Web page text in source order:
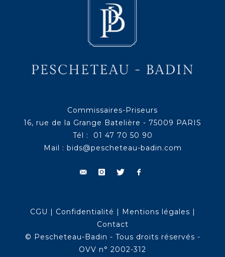
Commissaires-Priseurs
16, rue de la Grange Batelière - 75009 PARIS
Tél : 01 47 70 50 90
Mail : bids@pescheteau-badin.com
CGU | Confidentialité | Mentions légales |
Contact
© Pescheteau-Badin - Tous droits réservés -
OVV n° 2002-312